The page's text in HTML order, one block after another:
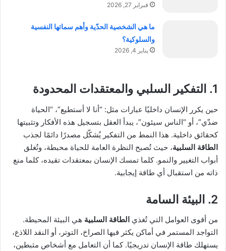
فبراير 27, 2026
ما هي الشخصية الحدّية وأهم سماتها النفسية
والسلوكية؟
يناير 4, 2026
1. التفكير السلبي والمعتقدات المحدودة
حين يكرر الإنسان داخليًا عبارات مثل: “أنا لا أستطيع”، “الحياة
ضدّي”، أو “الناس سيئون”، يبدأ العقل بتسجيل هذه الأفكار وتثبيتها
كحقائق داخلية. هذا النمط من التفكير يُشكّل مصدرًا دائمًا لجذب
الطاقة السلبية، حيث تُصبح النظرة العامة للحياة محبطة، وتُغلق
أبواب التغيير والنمو. كلما تمسك الإنسان بمعتقدات تقيده، كلما منع
ذاته من استقبال أي طاقة إيجابية.
2. البيئة السامة
من أقوى العوامل التي تُغذي الطاقة السلبية هي البيئة المحيطة.
التواجد المستمر في أماكن يكثر فيها الصراخ، التوتر، أو النقد اللاذع،
يستهلك طاقة الإنسان تدريجيًا. كما أن التعامل مع أشخاص مثبطين،